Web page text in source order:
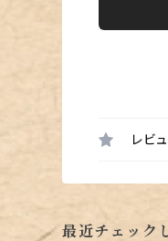
レビ
最近チェック